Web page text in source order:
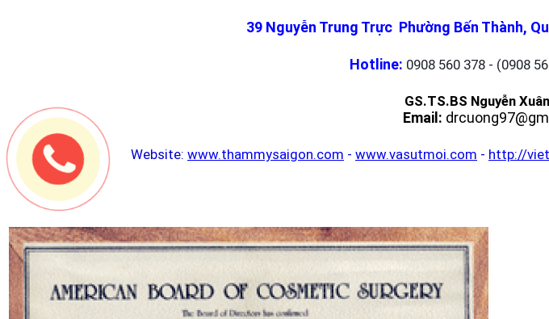
39 Nguyễn Trung Trực Phường Bến Thành,
Hotline: 0908 560 378 - (0908
GS.TS.BS Nguyễn
Email:
Website: www.thammysaigon.com - www.vasutmoi.com - http://